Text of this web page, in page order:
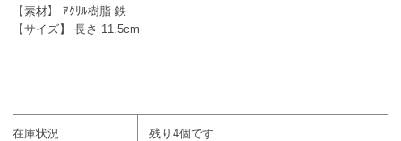
【素材】 ｱｸﾘﾙ樹脂 鉄
【サイズ】 長さ 11.5cm
在庫状況 残り4個です